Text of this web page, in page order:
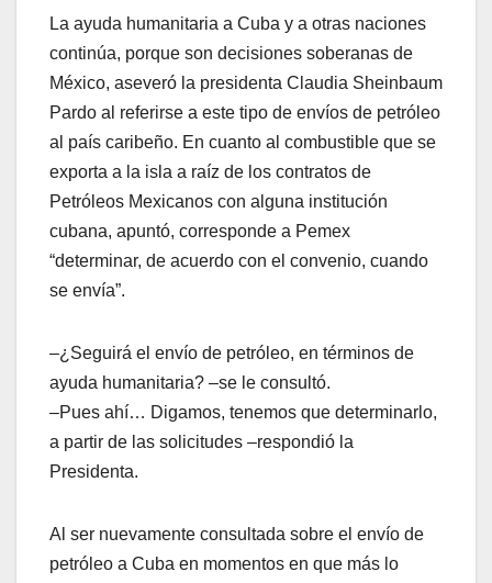
La ayuda humanitaria a Cuba y a otras naciones
continúa, porque son decisiones soberanas de
México, aseveró la presidenta Claudia Sheinbaum
Pardo al referirse a este tipo de envíos de petróleo
al país caribeño. En cuanto al combustible que se
exporta a la isla a raíz de los contratos de
Petróleos Mexicanos con alguna institución
cubana, apuntó, corresponde a Pemex
“determinar, de acuerdo con el convenio, cuando
se envía”.
–¿Seguirá el envío de petróleo, en términos de
ayuda humanitaria? –se le consultó.
–Pues ahí… Digamos, tenemos que determinarlo,
a partir de las solicitudes –respondió la
Presidenta.
Al ser nuevamente consultada sobre el envío de
petróleo a Cuba en momentos en que más lo